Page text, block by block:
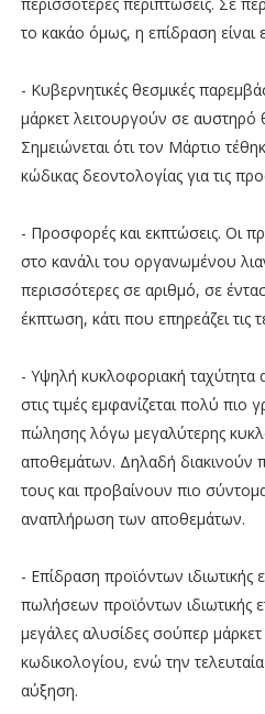
το κακάο όμως, η επίδραση είναι
- Κυβερνητικές θεσμικές
μάρκετ λειτουργούν σε αυστηρό
Σημειώνεται ότι τον Μάρτιο
κώδικας δεοντολογίας για τις
- Προσφορές και εκπτώσεις. Οι
στο κανάλι του οργανωμένου
περισσότερες σε αριθμό, σε
έκπτωση, κάτι που επηρεάζει τις
- Υψηλή κυκλοφοριακή
στις τιμές εμφανίζεται πολύ
πώλησης λόγω μεγαλύτερης
αποθεμάτων. Δηλαδή διακινούν
τους και προβαίνουν πιο
αναπλήρωση των αποθεμάτων.
- Επίδραση προϊόντων ιδιωτικής
πωλήσεων προϊόντων ιδιωτικής
μεγάλες αλυσίδες σούπερ
κωδικολογίου, ενώ την
αύξηση.